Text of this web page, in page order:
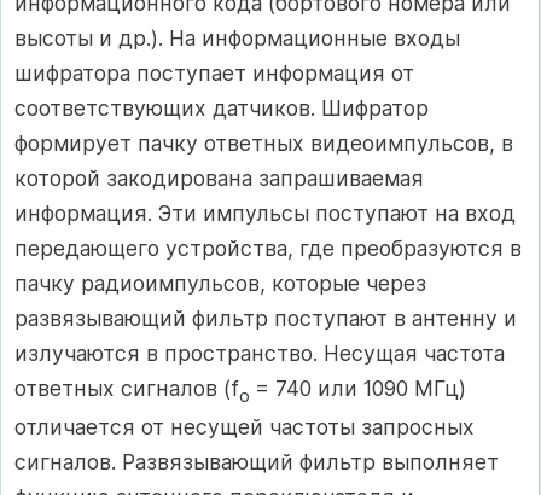
высоты и др.). На информационные входы
шифратора поступает информация от
соответствующих датчиков. Шифратор
формирует пачку ответных видеоимпульсов, в
которой закодирована запрашиваемая
информация. Эти импульсы поступают на вход
передающего устройства, где преобразуются в
пачку радиоимпульсов, которые через
развязывающий фильтр поступают в антенну и
излучаются в пространство. Несущая частота
ответных сигналов (fо = 740 или 1090 МГц)
отличается от несущей частоты запросных
сигналов. Развязывающий фильтр выполняет